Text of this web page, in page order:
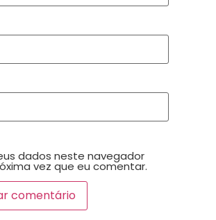
dados neste navegador
vez que eu comentar.